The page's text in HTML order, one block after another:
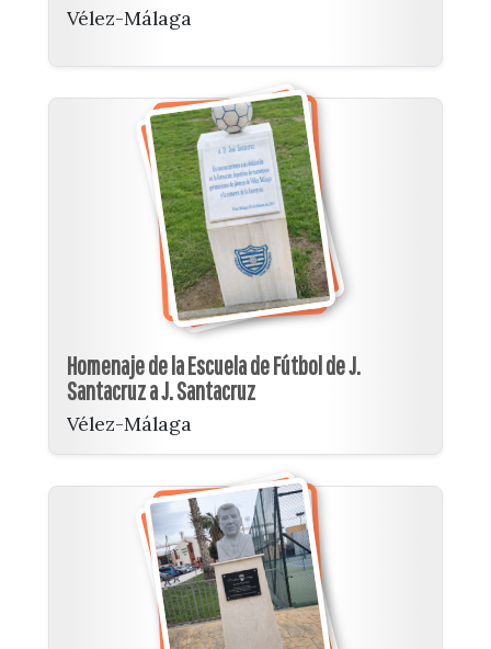
Vélez-Málaga
Homenaje de la Escuela de Fútbol de J.
Santacruz a J. Santacruz
Vélez-Málaga